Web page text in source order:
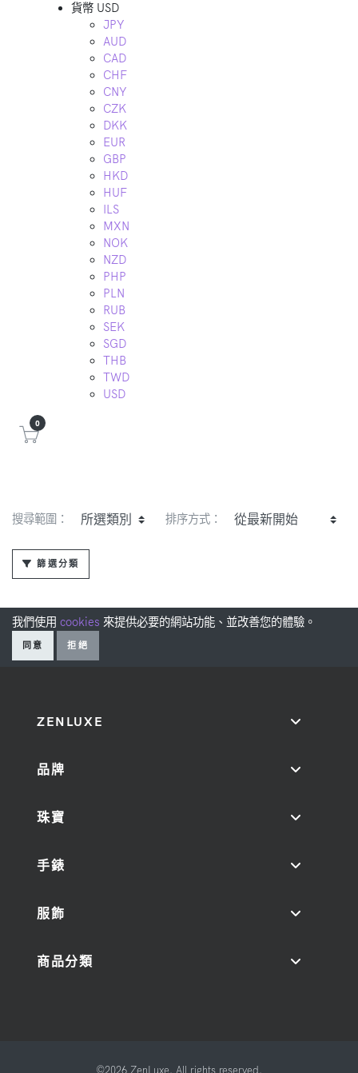
貨幣 USD
JPY
AUD
CAD
CHF
CNY
CZK
DKK
EUR
GBP
HKD
HUF
ILS
MXN
NOK
NZD
PHP
PLN
RUB
SEK
SGD
THB
TWD
USD
0
搜尋範圍： 排序方式：
篩選分類
我們使用 cookies 來提供必要的網站功能、並改善您的體驗。
同意 拒絕
ZENLUXE
品牌
珠寶
手錶
服飾
商品分類
©2026 ZenLuxe. All rights reserved.